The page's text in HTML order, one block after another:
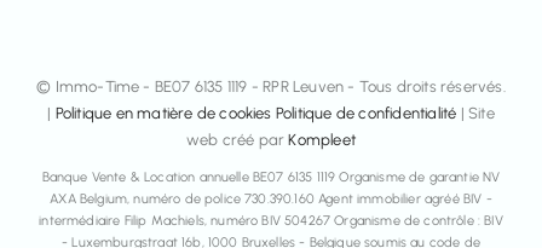
© Immo-Time - BE07 6135 1119 - RPR Leuven - Tous droits réservés.
| Politique en matière de cookies Politique de confidentialité | Site
web créé parKompleet
Banque Vente & Location annuelle BE07 6135 1119 Organisme de garantie NV
AXA Belgium, numéro de police 730.390.160 Agent immobilier agréé BIV -
intermédiaire Filip Machiels, numéro BIV 504267 Organisme de contrôle : BIV
- Luxemburgstraat 16b, 1000 Bruxelles - Belgique soumis au code de